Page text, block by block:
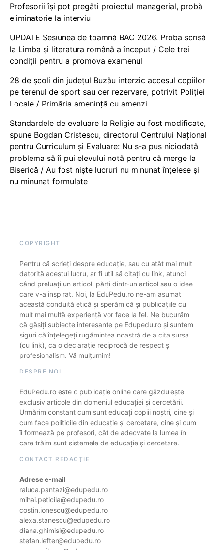
Profesorii își pot pregăti proiectul managerial, probă
eliminatorie la interviu
UPDATE Sesiunea de toamnă BAC 2026. Proba scrisă
la Limba și literatura română a început / Cele trei
condiții pentru a promova examenul
28 de școli din județul Buzău interzic accesul copiilor
pe terenul de sport sau cer rezervare, potrivit Poliției
Locale / Primăria amenință cu amenzi
Standardele de evaluare la Religie au fost modificate,
spune Bogdan Cristescu, directorul Centrului Național
pentru Curriculum și Evaluare: Nu s-a pus niciodată
problema să îi pui elevului notă pentru că merge la
Biserică / Au fost niște lucruri nu minunat înțelese și
nu minunat formulate
COPYRIGHT
Pentru că scrieți despre educație, sau cu atât mai mult
datorită acestui lucru, ar fi util să citați cu link, atunci
când preluați un articol, părți dintr-un articol sau o idee
care v-a inspirat. Noi, la EduPedu.ro ne-am asumat
această conduită etică și sperăm că și publicațiile cu
mult mai multă experiență vor face la fel. Ne bucurăm
că găsiți subiecte interesante pe Edupedu.ro și suntem
siguri că înțelegeți rugămintea noastră de a cita sursa
(cu link), ca o declarație reciprocă de respect și
profesionalism. Vă mulțumim!
DESPRE NOI
EduPedu.ro este o publicație online care găzduiește
exclusiv articole din domeniul educației și cercetării.
Urmărim constant cum sunt educați copiii noștri, cine și
cum face politicile din educație și cercetare, cine și cum
îi formează pe profesori, cât de adecvate la lumea în
care trăim sunt sistemele de educație și cercetare.
CONTACT REDACȚIE
Adrese e-mail
raluca.pantazi@edupedu.ro
mihai.peticila@edupedu.ro
costin.ionescu@edupedu.ro
alexa.stanescu@edupedu.ro
diana.ghimisi@edupedu.ro
stefan.lefter@edupedu.ro